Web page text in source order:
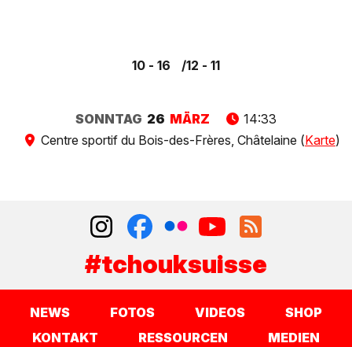
10 - 16 12 - 11
SONNTAG 26 MÄRZ
14:33
Centre sportif du Bois-des-Frères, Châtelaine (Karte)
#tchouksuisse
NEWS FOTOS VIDEOS
SHOP
KONTAKT
RESSOURCEN MEDIEN